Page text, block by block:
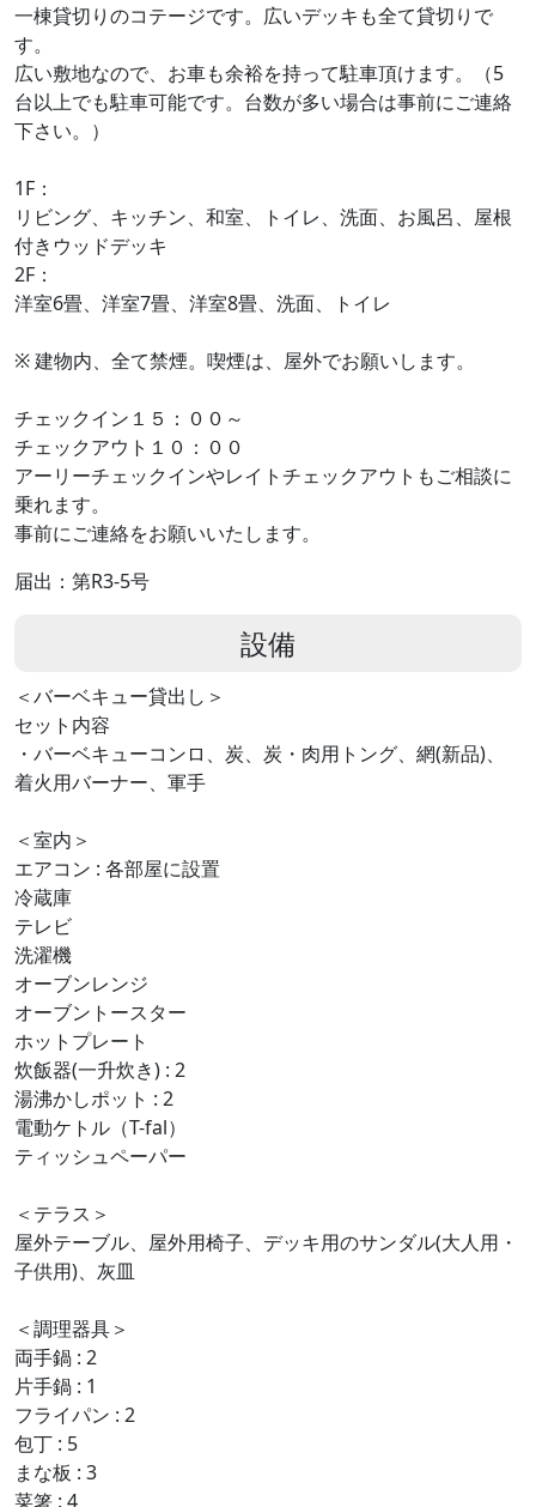
一棟貸切りのコテージです。広いデッキも全て貸切りで
す。
広い敷地なので、お車も余裕を持って駐車頂けます。（5
台以上でも駐車可能です。台数が多い場合は事前にご連絡
下さい。）
1F：
リビング、キッチン、和室、トイレ、洗面、お風呂、屋根
付きウッドデッキ
2F：
洋室6畳、洋室7畳、洋室8畳、洗面、トイレ
※ 建物内、全て禁煙。喫煙は、屋外でお願いします。
チェックイン１５：００～
チェックアウト１０：００
アーリーチェックインやレイトチェックアウトもご相談に
乗れます。
事前にご連絡をお願いいたします。
届出：第R3-5号
設備
＜バーベキュー貸出し＞
セット内容
・バーベキューコンロ、炭、炭・肉用トング、網(新品)、
着火用バーナー、軍手
＜室内＞
エアコン : 各部屋に設置
冷蔵庫
テレビ
洗濯機
オーブンレンジ
オーブントースター
ホットプレート
炊飯器(一升炊き) : 2
湯沸かしポット : 2
電動ケトル（T-fal）
ティッシュペーパー
＜テラス＞
屋外テーブル、屋外用椅子、デッキ用のサンダル(大人用・
子供用)、灰皿
＜調理器具＞
両手鍋 : 2
片手鍋 : 1
フライパン : 2
包丁 : 5
まな板 : 3
菜箸 : 4